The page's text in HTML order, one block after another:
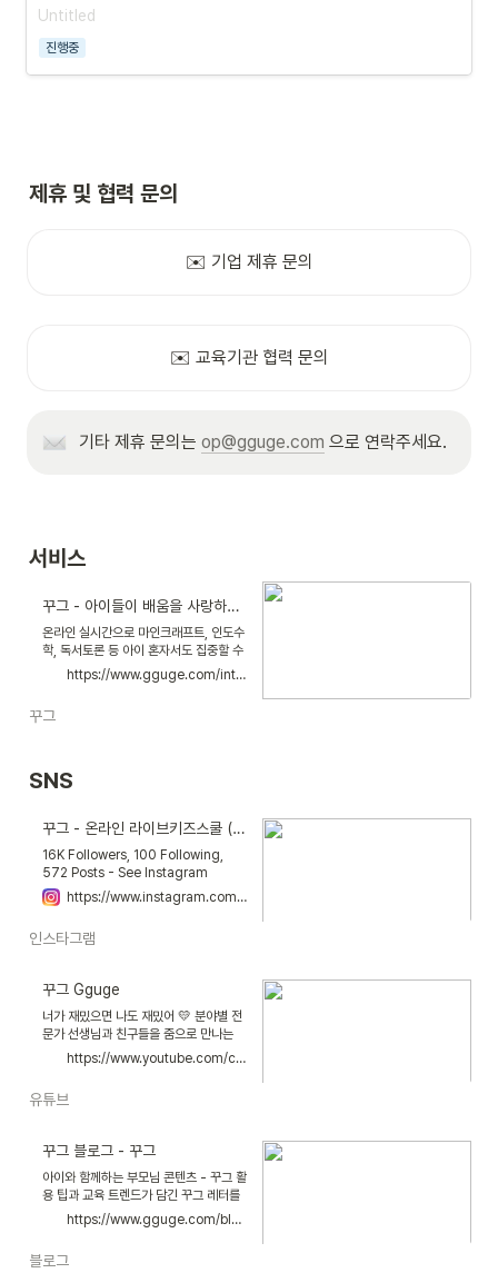
진행중
제휴 및 협력 문의
✉️ 기업 제휴 문의
✉️ 교육기관 협력 문의
기타 제휴 문의는 op@gguge.com 으로 연락주세요.
서비스
꾸그 - 아이들이 배움을 사랑하는 온라인 라이브 키즈 스쿨
온라인 실시간으로 마인크래프트, 인도수
학, 독서토론 등 아이 혼자서도 집중할 수
있는 클래스들을 할인가로 만나보세요. https://www.gguge.com/introduction?tab=vision
꾸그
SNS
꾸그 - 온라인 라이브키즈스쿨 (@gguge_official) * Instagram photos and videos
16K Followers, 100 Following,
572 Posts - See Instagram
photos and videos from 꾸그 - 온
라인 라이브키즈스쿨
https://www.instagram.com/gguge_official/
인스타그램
꾸그 Gguge
너가 재밌으면 나도 재밌어 💛 분야별 전
문가 선생님과 친구들을 줌으로 만나는
곳! 온라인 라이브 키즈 스쿨, 꾸그
https://bit.ly/gguge_ytb
https://www.youtube.com/channel/UCqaceVwEsM-STtmJBXHHy-Q
유튜브
꾸그 블로그 - 꾸그
아이와 함께하는 부모님 콘텐츠 - 꾸그 활
용 팁과 교육 트렌드가 담긴 꾸그 레터를
받아보세요.
https://www.gguge.com/blog
블로그